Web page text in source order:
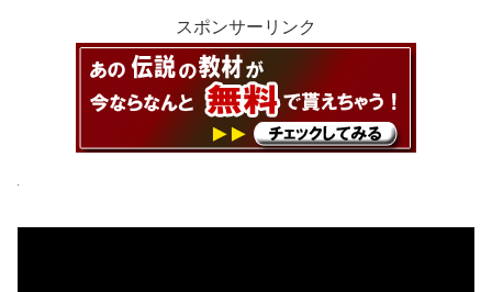
スポンサーリンク